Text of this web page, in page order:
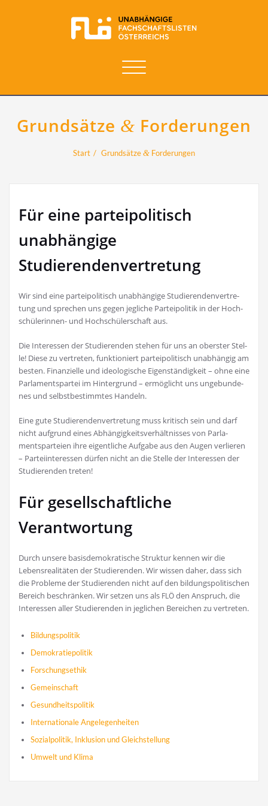
Navigation
Grundsätze & Forderungen
Start Grundsätze& Forderungen
Für eine parteipolitisch
unabhängige
Studierendenvertretung
Wir sind eine par­tei­po­li­tisch unab­hän­gi­ge Stu­die­ren­den­ver­tre­
tung und spre­chen uns gegen jeg­li­che Par­tei­po­li­tik in der Hoch­
schü­le­rin­nen- und Hoch­schü­ler­schaft aus.
Die Inter­es­sen der Stu­die­ren­den ste­hen für uns an obers­ter Stel­
le! Die­se zu ver­tre­ten, funk­tio­niert par­tei­po­li­tisch unab­hän­gig am
bes­ten. Finan­zi­el­le und ideo­lo­gi­sche Eigen­stän­dig­keit – ohne eine
Par­la­ments­par­tei im Hin­ter­grund – ermög­licht uns unge­bun­de­
nes und selbst­be­stimm­tes Handeln.
Eine gute Stu­die­ren­den­ver­tre­tung muss kri­tisch sein und darf
nicht auf­grund eines Abhän­gig­keits­ver­hält­nis­ses von Par­la­
ments­par­tei­en ihre eigent­li­che Auf­ga­be aus den Augen ver­lie­ren
– Par­tei­in­ter­es­sen dür­fen nicht an die Stel­le der Inter­es­sen der
Stu­die­ren­den treten!
Für gesellschaftliche
Verantwortung
Durch unse­re basis­de­mo­kra­ti­sche Struk­tur ken­nen wir die
Lebens­rea­li­tä­ten der Stu­die­ren­den. Wir wis­sen daher, dass sich
die Pro­ble­me der Stu­die­ren­den nicht auf den bil­dungs­po­li­ti­schen
Bereich beschrän­ken. Wir set­zen uns als FLÖden Anspruch, die
Inter­es­sen aller Stu­die­ren­den in jeg­li­chen Berei­chen zu vertreten.
Bil­dungs­po­li­tik
Demo­kra­tie­po­li­tik
For­schungs­ethik
Gemein­schaft
Gesund­heits­po­li­tik
Inter­na­tio­na­le Angelegenheiten
Sozi­al­po­li­tik, Inklu­si­on und Gleichstellung
Umwelt und Klima